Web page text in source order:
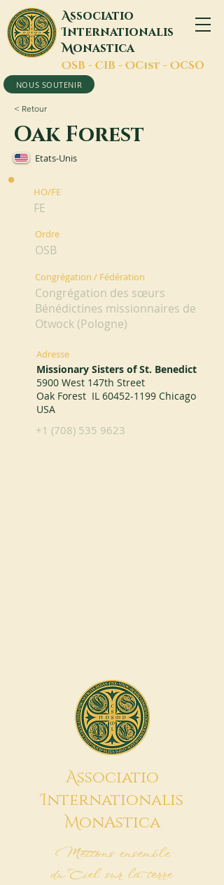
Associatio
Internationalis
Monastica
OSB - CIB - OCist - OCSO
NOUS SOUTENIR
< Retour
Oak Forest
Etats-Unis
HO/FE
FE
Ordre
OSB
Congrégation / Fédération
Congrégation des sœurs
Bénédictines missionnaires de
Otwock (Pologne)
Adresse
Missionary Sisters of St. Benedict
5900 West 147th Street
Oak Forest IL 60452-1199 Chicago
USA
+1 (708) 535 9623
Associatio
Internationalis
MonAstica
Mettons ensemble
du Ciel sur la terre